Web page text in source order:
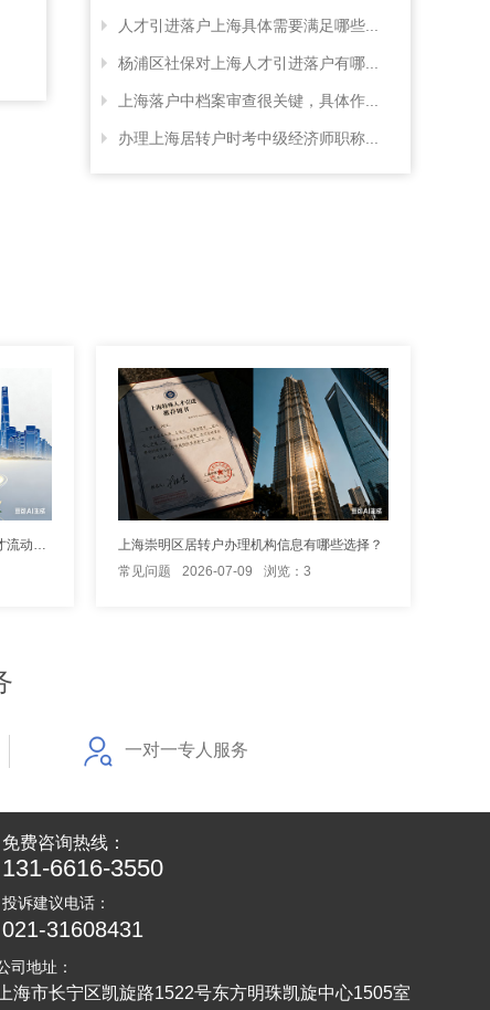
人才引进落户上海具体需要满足哪些...
杨浦区社保对上海人才引进落户有哪...
上海落户中档案审查很关键，具体作...
办理上海居转户时考中级经济师职称...
上海崇明区居转户办理机构信息有哪些选择？
常见问题
2026-07-09 浏览：3
一对一专人服务
免费咨询热线：
131-6616-3550
投诉建议电话：
021-31608431
司地址：
上海市长宁区凯旋路1522号东方明珠凯旋中心1505室